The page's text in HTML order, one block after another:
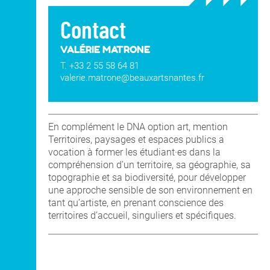
– S'ajuster aux pluralités d'approches
proposées dans la maquette pédagogique;
– Renforcer et accompagner le projet
d'orientation de l'étudiant.
Contact
VALÉRIE MATRONE
T. +33 2 55 58 64 81
valerie.matrone@beauxartsnantes.fr
En complément le DNA option art, mention
Territoires, paysages et espaces publics a
vocation à former les étudiant·es dans la
compréhension d’un territoire, sa géographie, sa
topographie et sa biodiversité, pour développer
une approche sensible de son environnement en
tant qu’artiste, en prenant conscience des
territoires d’accueil, singuliers et spécifiques.